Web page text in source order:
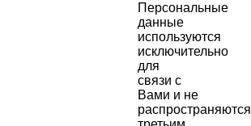
Персональные
данные
используются
исключительно
для
связи с
Вами и не
распространяются